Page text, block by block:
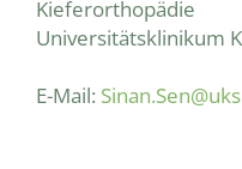
Kieferorthopädie
Universitätsklinikum
E-Mail: